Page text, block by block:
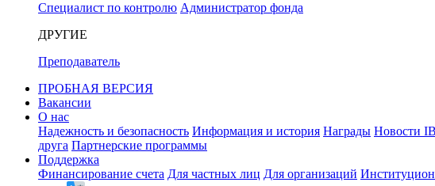
Специалист по контролю Администратор фонда
ДРУГИЕ
Преподаватель
ПРОБНАЯ ВЕРСИЯ
Вакансии
О нас
Надежность и безопасность Информация и история Награды Новости
друга Партнерские программы
Поддержка
Финансирование счета Для частных лиц Для организаций